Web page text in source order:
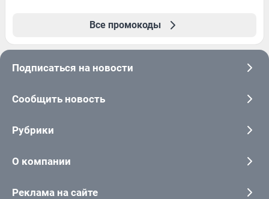
Все промокоды
Подписаться на новости
Сообщить новость
Рубрики
О компании
Реклама на сайте